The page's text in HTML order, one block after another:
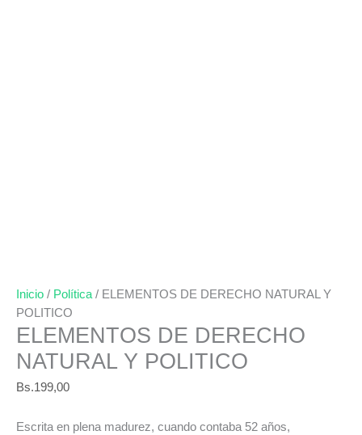
Inicio / Política / ELEMENTOS DE DERECHO NATURAL Y
POLITICO
ELEMENTOS DE DERECHO
NATURAL Y POLITICO
Bs.199,00
Escrita en plena madurez, cuando contaba 52 años,